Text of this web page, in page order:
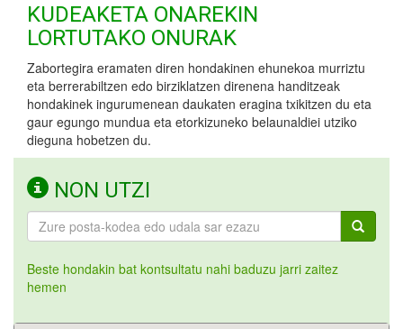
KUDEAKETA ONAREKIN
LORTUTAKO ONURAK
Zabortegira eramaten diren hondakinen ehunekoa murriztu
eta berrerabiltzen edo birziklatzen direnena handitzeak
hondakinek ingurumenean daukaten eragina txikitzen du eta
gaur egungo mundua eta etorkizuneko belaunaldiei utziko
dieguna hobetzen du.
NON UTZI
Beste hondakin bat kontsultatu nahi baduzu jarri zaitez
hemen